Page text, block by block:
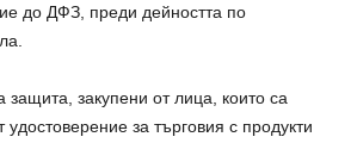
до ДФЗ, преди дейността по
закупени от лица, които са
за търговия с продукти